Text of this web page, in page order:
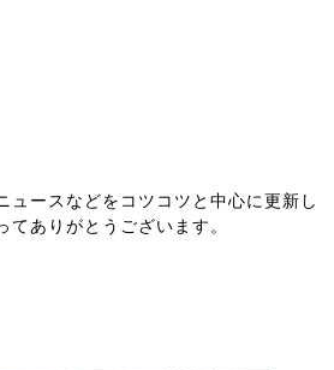
ュースなどをコツコツと中心に更新し
ありがとうございます。